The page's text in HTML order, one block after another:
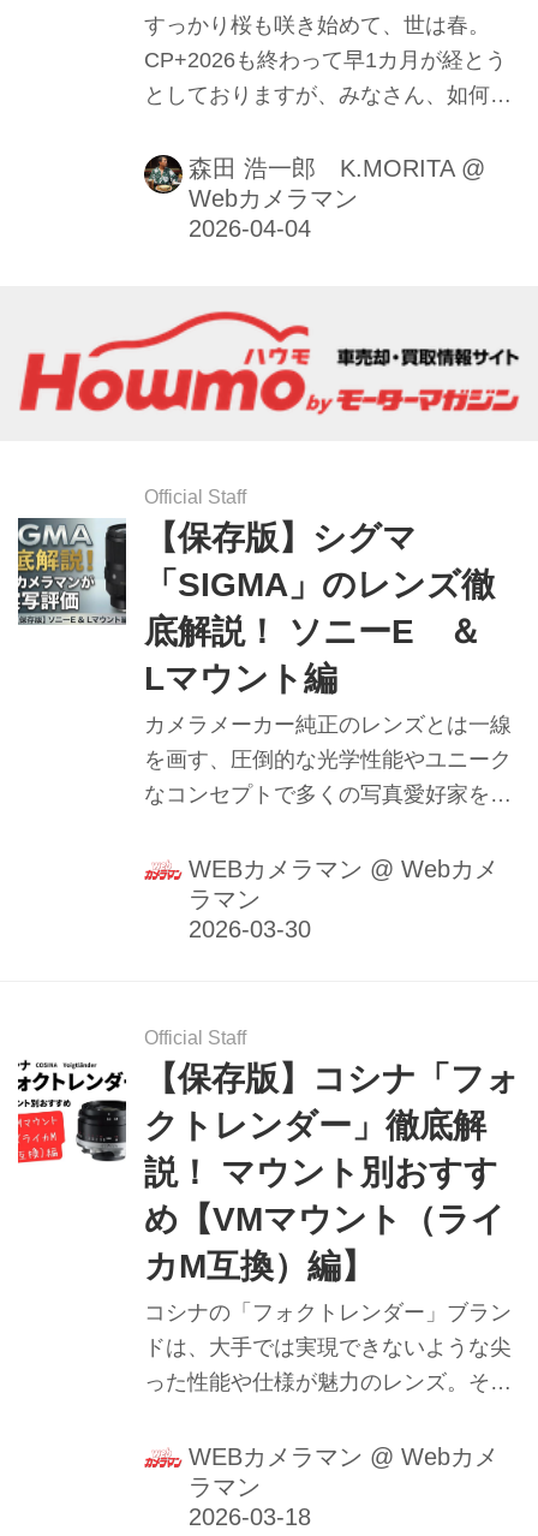
すっかり桜も咲き始めて、世は春。
CP+2026も終わって早1カ月が経とう
としておりますが、みなさん、如何お
タはこの時期になると、遡ること約45
年ほど前（中2！）、丸栄デパート
（名古屋）の催事場で、中高年のオヤ
ことを懐かしく思い出します・・・
（遠い目）。そして時は流れ令和8回
目のCP+、各メーカーはこれを契機に
り無かったりすると思うのですが、こ
こはひとつ落ち着いた眼差しで各メー
カーのハレの場...
森田 浩一郎 K.MORITA @
Webカメラマン
Official Staff
【保存版】シグマ
「SIGMA」のレンズ徹
底解説！ ソニーE ＆
Lマウント編
カメラメーカー純正のレンズとは一線
を画す、圧倒的な光学性能やユニーク
なコンセプトで多くの写真愛好家を魅
（SIGMA）」。そのシグマレンズの魅
力をマウント別に詳しく解説します。
今回は、フルサイズミラーレスの主流
して紹介！
WEBカメラマン @ Webカメ
ラマン
Official Staff
【保存版】コシナ「フォ
クトレンダー」徹底解
説！ マウント別おすす
め【VMマウント（ライ
カM互換）編】
コシナの「フォクトレンダー」ブラン
ドは、大手では実現できないような尖
った性能や仕様が魅力のレンズ。その
に詳しく解説。今回はVMマウント
（ライカM互換）編！ おすすめレンズ
も選んでいます。
WEBカメラマン @ Webカメ
ラマン